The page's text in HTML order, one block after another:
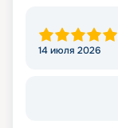
14 июля 2026